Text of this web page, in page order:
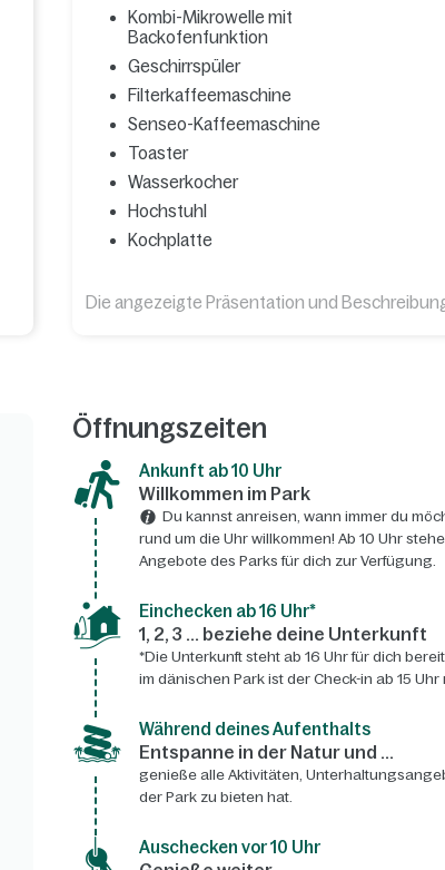
Kombi-Mikrowelle mit
Backofenfunktion
Geschirrspüler
Filterkaffeemaschine
Senseo-Kaffeemaschine
Toaster
Wasserkocher
Hochstuhl
Kochplatte
Die angezeigte Präsentation und
Öffnungszeiten
Ankunft ab 10 Uhr
Willkommen im Park
Du kannst anreisen, wann immer du
rund um die Uhr willkommen! Ab 10 Uhr
Angebote des Parks für dich zur Verfügung.
Einchecken ab 16 Uhr*
1, 2, 3 ... beziehe deine Unterkunft
*Die Unterkunft steht ab 16 Uhr für dich
im dänischen Park ist der Check-in ab 15 Uhr
Während deines Aufenthalts
Entspanne in der Natur und ...
genieße alle Aktivitäten,
der Park zu bieten hat.
Auschecken vor 10 Uhr